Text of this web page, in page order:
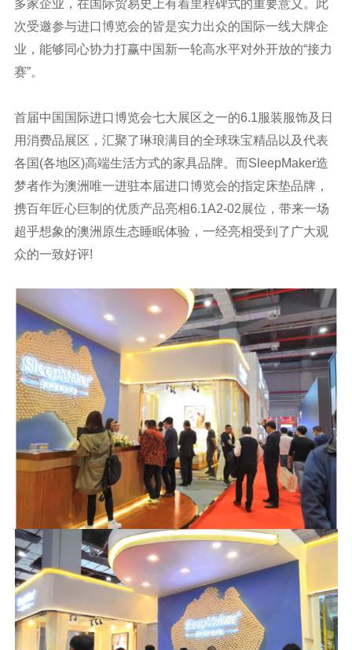
多家企业，在国际贸易史上有着里程碑式的重要意义。此
次受邀参与进口博览会的皆是实力出众的国际一线大牌企
业，能够同心协力打赢中国新一轮高水平对外开放的“接力
赛”。
首届中国国际进口博览会七大展区之一的6.1服装服饰及日
用消费品展区，汇聚了琳琅满目的全球珠宝精品以及代表
各国(各地区)高端生活方式的家具品牌。而SleepMaker造
梦者作为澳洲唯一进驻本届进口博览会的指定床垫品牌，
携百年匠心巨制的优质产品亮相6.1A2-02展位，带来一场
超乎想象的澳洲原生态睡眠体验，一经亮相受到了广大观
众的一致好评!